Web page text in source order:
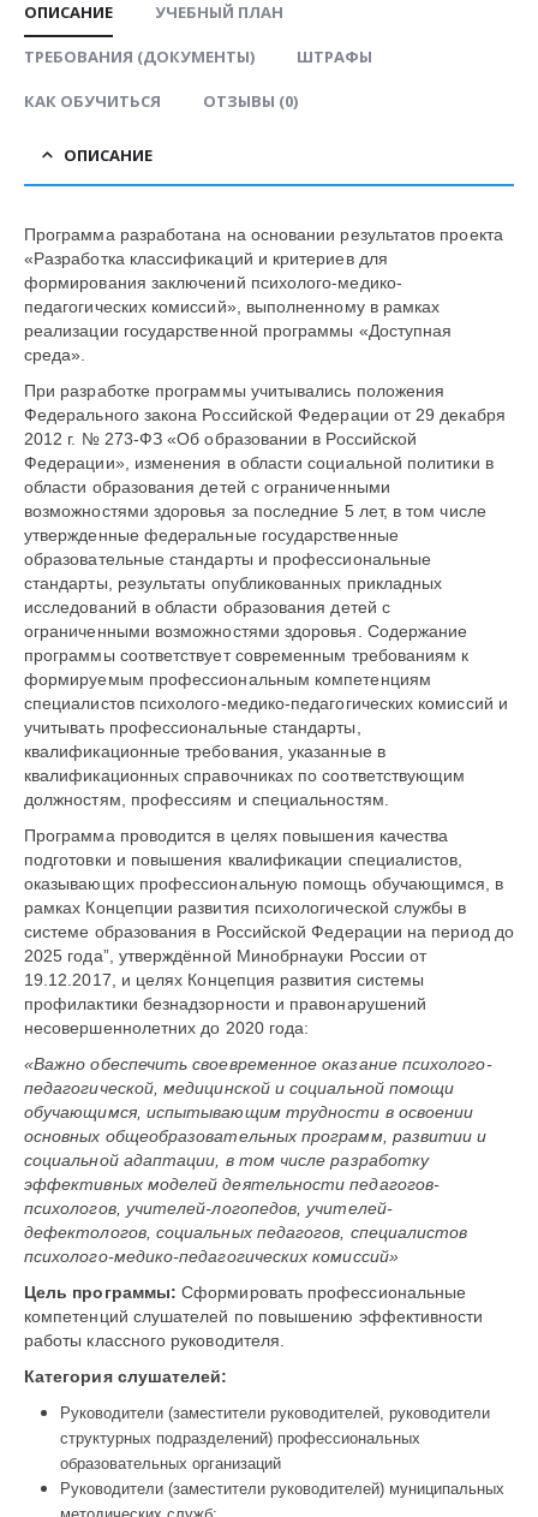
ОПИСАНИЕ УЧЕБНЫЙ ПЛАН
ТРЕБОВАНИЯ (ДОКУМЕНТЫ) ШТРАФЫ
КАК ОБУЧИТЬСЯ ОТЗЫВЫ (0)
ОПИСАНИЕ
Программа разработана на основании результатов проекта
«Разработка классификаций и критериев для
формирования заключений психолого-медико-
педагогических комиссий», выполненному в рамках
реализации государственной программы «Доступная
среда».
При разработке программы учитывались положения
Федерального закона Российской Федерации от 29 декабря
2012 г. № 273-ФЗ «Об образовании в Российской
Федерации», изменения в области социальной политики в
области образования детей с ограниченными
возможностями здоровья за последние 5 лет, в том числе
утвержденные федеральные государственные
образовательные стандарты и профессиональные
стандарты, результаты опубликованных прикладных
исследований в области образования детей с
ограниченными возможностями здоровья. Содержание
программы соответствует современным требованиям к
формируемым профессиональным компетенциям
специалистов психолого-медико-педагогических комиссий и
учитывать профессиональные стандарты,
квалификационные требования, указанные в
квалификационных справочниках по соответствующим
должностям, профессиям и специальностям.
Программа проводится в целях повышения качества
подготовки и повышения квалификации специалистов,
оказывающих профессиональную помощь обучающимся, в
рамках Концепции развития психологической службы в
системе образования в Российской Федерации на период до
2025 года”, утверждённой Минобрнауки России от
19.12.2017, и целях Концепция развития системы
профилактики безнадзорности и правонарушений
несовершеннолетних до 2020 года:
«Важно обеспечить своевременное оказание психолого-
педагогической, медицинской и социальной помощи
обучающимся, испытывающим трудности в освоении
основных общеобразовательных программ, развитии и
социальной адаптации, в том числе разработку
эффективных моделей деятельности педагогов-
психологов, учителей-логопедов, учителей-
дефектологов, социальных педагогов, специалистов
психолого-медико-педагогических комиссий»
Цель программы: Сформировать профессиональные
компетенций слушателей по повышению эффективности
работы классного руководителя.
Категория слушателей:
Руководители (заместители руководителей, руководители
структурных подразделений) профессиональных
образовательных организаций
Руководители (заместители руководителей) муниципальных